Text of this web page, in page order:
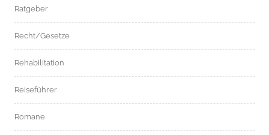
Ratgeber
Recht/Gesetze
Rehabilitation
Reiseführer
Romane